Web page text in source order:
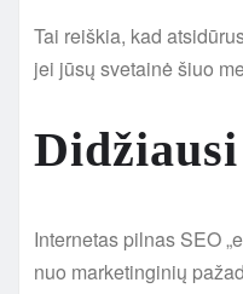
Tai reiškia, kad
jei jūsų svetainė šiuo
Internetas pilnas SEO
nuo marketinginių